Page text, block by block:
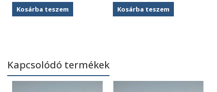
Kosárba teszem Kosárba teszem
Kapcsolódó termékek